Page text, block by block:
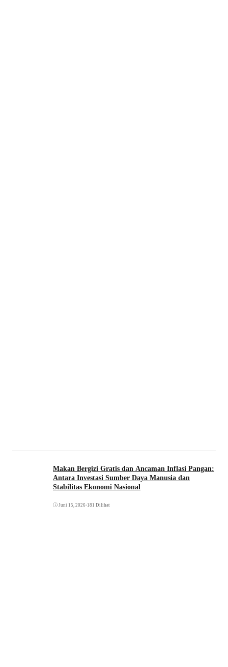
Makan Bergizi Gratis dan Ancaman Inflasi Pangan:
Antara Investasi Sumber Daya Manusia dan
Stabilitas Ekonomi Nasional
Juni 15, 2026•181 Dilihat